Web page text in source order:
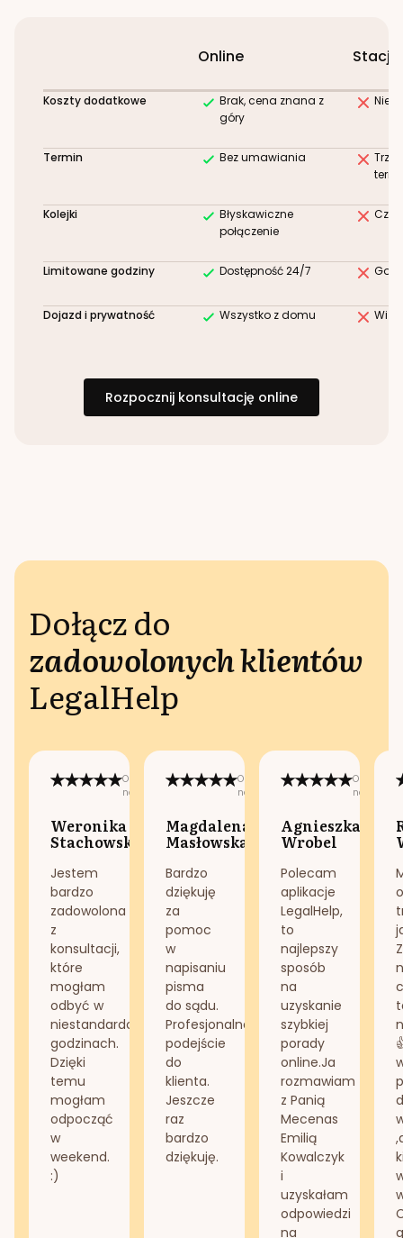
Online
Koszty dodatkowe
Brak, cena znana z
góry
Termin Bez umawiania
Kolejki
Błyskawiczne
połączenie
Limitowane godziny Dostępność 24/7
Dojazd i prywatność Wszystko z domu
Rozpocznij konsultację online
Dołącz do
zadowolonych klientów
LegalHelp
Opublikowano
na:
Weronika
Stachowska
Jestem
bardzo
zadowolona
z
konsultacji,
które
mogłam
odbyć w
niestandardowych
godzinach.
Dzięki
temu
mogłam
odpocząć
w
weekend.
:)
Opublikowano
na:
Magdalena
Masłowska
Bardzo
dziękuję
za
pomoc
w
napisaniu
pisma
do sądu.
Profesjonalne
podejście
do
klienta.
Jeszcze
raz
bardzo
dziękuję.
na:
Agnieszka
Wrobel
Polecam
aplikacje
LegalHelp,
to
najlepszy
sposób
na
uzyskanie
szybkiej
porady
online.Ja
rozmawiam
z Panią
Mecenas
Emilią
Kowalczyk
i
uzyskałam
odpowiedzi
na